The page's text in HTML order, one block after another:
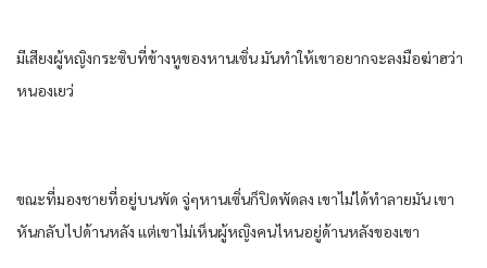
มีเสียงผู้หญิงกระซิบที่ข้างหูของหานเซิ่น มันทําให้เขาอยากจะลงมือฆ่าฮว่า
หนองเยว่
ขณะที่มองชายที่อยู่บนพัด จู่ๆหานเซิ่นก็ปิดพัดลง เขาไม่ได้ทําลายมัน เขา
หันกลับไปด้านหลัง แต่เขาไม่เห็นผู้หญิงคนไหนอยู่ด้านหลังของเขา